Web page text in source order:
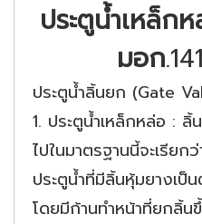
ประตูน้ำเหล็ก
มอก
ประตูน้ำลิ้นยก (Gate
1. ประตูน้ำเหล็กหล่อ :
ไปในมาตรฐานนี้จะเรีย
ประตูน้ำที่มีลิ้นหุ้มยางเป็
โดยมีก้านทำหน้าที่ยกลิ้